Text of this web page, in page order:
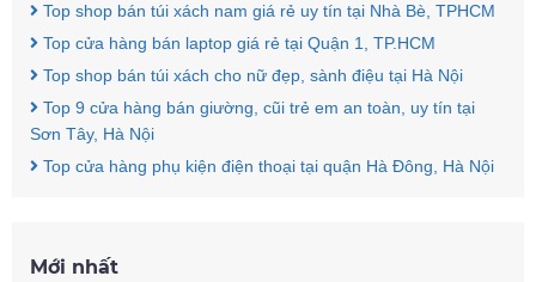
Top shop bán túi xách nam giá rẻ uy tín tại Nhà Bè, TPHCM
Top cửa hàng bán laptop giá rẻ tại Quận 1, TP.HCM
Top shop bán túi xách cho nữ đẹp, sành điệu tại Hà Nội
Top 9 cửa hàng bán giường, cũi trẻ em an toàn, uy tín tại
Sơn Tây, Hà Nội
Top cửa hàng phụ kiện điện thoại tại quận Hà Đông, Hà Nội
Mới nhất